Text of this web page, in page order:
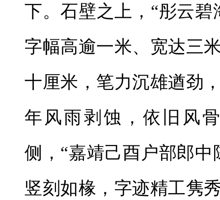
下。石壁之上，“彤云
字幅高逾一米、宽达三
十厘米，笔力沉雄遒劲
年风雨剥蚀，依旧风
侧，“嘉靖己酉户部郎
竖刻如椽，字迹精工隽